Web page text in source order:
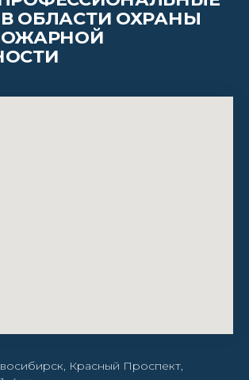
Красный Проспект,